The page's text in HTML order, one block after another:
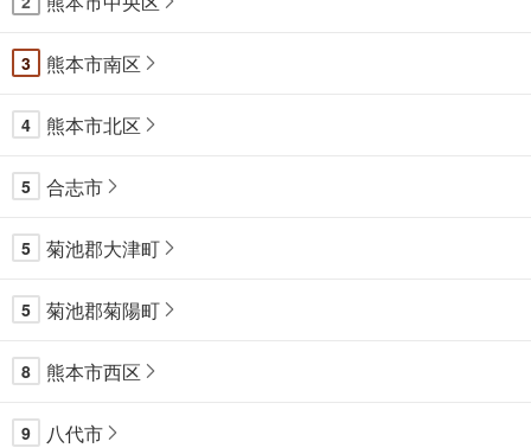
3 熊本市南区
4 熊本市北区
5 合志市
5 菊池郡大津町
5 菊池郡菊陽町
8 熊本市西区
9 八代市